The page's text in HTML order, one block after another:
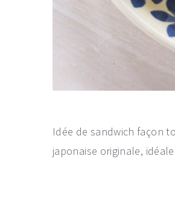
Idée de sandwich façon
japonaise originale,